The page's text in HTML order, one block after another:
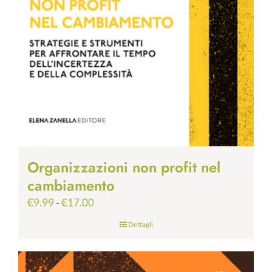
Organizzazioni non profit nel
cambiamento
€9.99-€17.00Fascia
prezzo:
€9.99
Dettagli